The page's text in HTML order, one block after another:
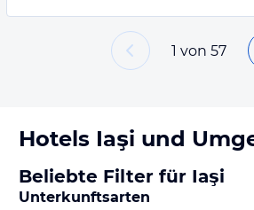
1 von 57
Hotels Iaşi und
Beliebte Filter für Iaşi
Unterkunftsarten